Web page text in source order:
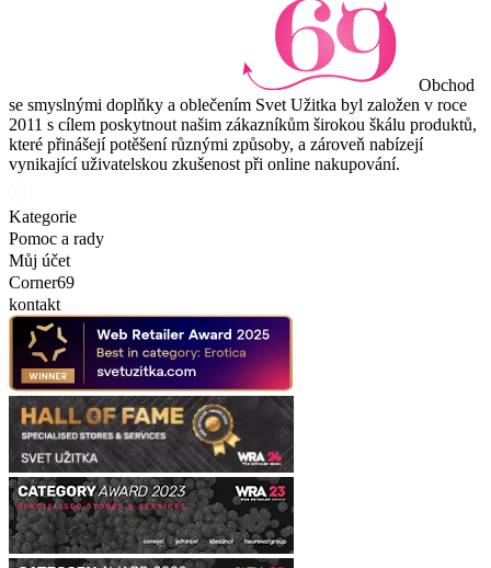
Obchod
se smyslnými doplňky a oblečením Svet Užitka byl založen v roce
2011 s cílem poskytnout našim zákazníkům širokou škálu produktů,
které přinášejí potěšení různými způsoby, a zároveň nabízejí
vynikající uživatelskou zkušenost při online nakupování.
Kategorie
Pomoc a rady
Můj účet
Corner69
kontakt